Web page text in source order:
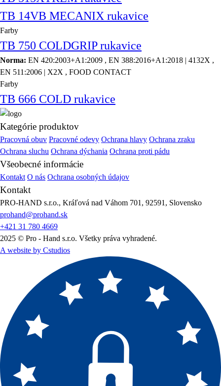
TB 14VB MECANIX rukavice
Farby
TB 750 COLDGRIP rukavice
Norma: EN 420:2003+A1:2009 , EN 388:2016+A1:2018 | 4132X ,
EN 511:2006 | X2X , FOOD CONTACT
Farby
TB 666 COLD rukavice
Kategórie produktov
Pracovná obuv Pracovné odevy Ochrana hlavy Ochrana zraku
Ochrana sluchu Ochrana dýchania Ochrana proti pádu
Všeobecné informácie
Kontakt O nás Ochrana osobných údajov
Kontakt
PRO-HAND s.r.o., Kráľová nad Váhom 701, 92591, Slovensko
prohand@prohand.sk
+421 31 780 4669
2025 © Pro - Hand s.r.o. Všetky práva vyhradené.
A website by Cstudios